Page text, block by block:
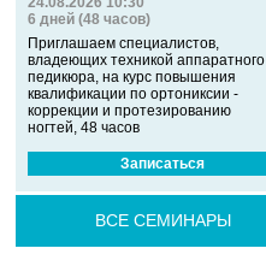
6 дней (48 часов)
Приглашаем специалистов,
владеющих техникой аппаратного
педикюра, на курс повышения
квалификации по ортониксии -
коррекции и протезированию
ногтей, 48 часов
Записаться
ВСЕ СЕМИНАРЫ